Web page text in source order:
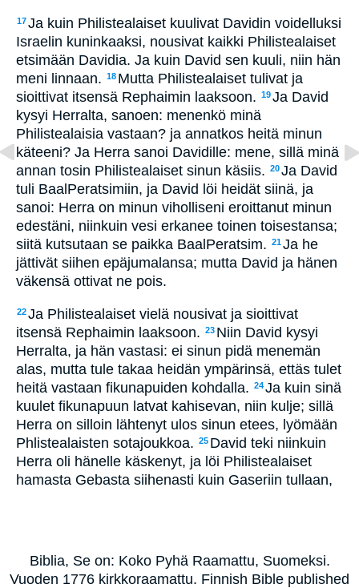
17Ja kuin Philistealaiset kuulivat Davidin voidelluksi
Israelin kuninkaaksi, nousivat kaikki Philistealaiset
etsimään Davidia. Ja kuin David sen kuuli, niin hän
meni linnaan. 18 Mutta Philistealaiset tulivat ja
sioittivat itsensä Rephaimin laaksoon. 19Ja David
kysyi Herralta, sanoen: menenkö minä
Philistealaisia vastaan? ja annatkos heitä minun
käteeni? Ja Herra sanoi Davidille: mene, sillä minä
annan tosin Philistealaiset sinun käsiis. 20Ja David
tuli BaalPeratsimiin, ja David löi heidät siinä, ja
sanoi: Herra on minun viholliseni eroittanut minun
edestäni, niinkuin vesi erkanee toinen toisestansa;
siitä kutsutaan se paikka BaalPeratsim. 21Ja he
jättivät siihen epäjumalansa; mutta David ja hänen
väkensä ottivat ne pois.
22Ja Philistealaiset vielä nousivat ja sioittivat
itsensä Rephaimin laaksoon. 23 Niin David kysyi
Herralta, ja hän vastasi: ei sinun pidä menemän
alas, mutta tule takaa heidän ympärinsä, ettäs tulet
heitä vastaan fikunapuiden kohdalla. 24Ja kuin sinä
kuulet fikunapuun latvat kahisevan, niin kulje; sillä
Herra on silloin lähtenyt ulos sinun etees, lyömään
Phlistealaisten sotajoukkoa. 25 David teki niinkuin
Herra oli hänelle käskenyt, ja löi Philistealaiset
hamasta Gebasta siihenasti kuin Gaseriin tullaan,
Biblia, Se on: Koko Pyhä Raamattu, Suomeksi.
Vuoden 1776 kirkkoraamattu. Finnish Bible published